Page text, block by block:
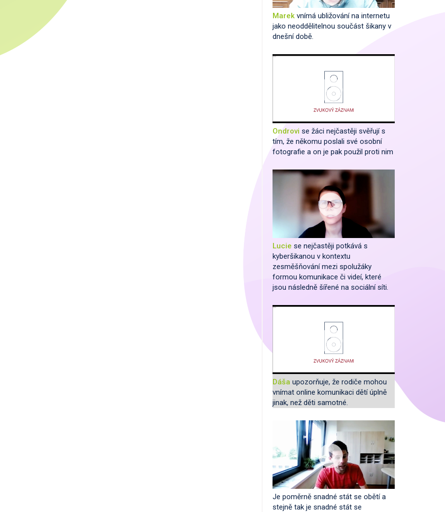
Marek vnímá ubližování na internetu
jako neoddělitelnou součást šikany v
dnešní době.
Ondrovi se žáci nejčastěji svěřují s
tím, že někomu poslali své osobní
fotografie a on je pak použil proti nim
Lucie se nejčastěji potkává s
kyberšikanou v kontextu
zesměšňování mezi spolužáky
formou komunikace či videí, které
jsou následně šířené na sociální síti.
Dáša upozorňuje, že rodiče mohou
vnímat online komunikaci dětí úplně
jinak, než děti samotné.
Je poměrně snadné stát se obětí a
stejně tak je snadné stát se